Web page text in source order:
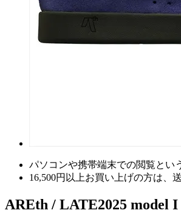
パソコンや携帯端末での閲覧とい
16,500円以上お買い上げの方は、
AREth / LATE2025 model